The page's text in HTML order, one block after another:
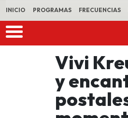
INICIO PROGRAMAS FRECUENCIAS
Vivi
y